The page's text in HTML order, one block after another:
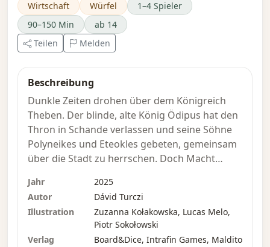
Wirtschaft
Würfel
1–4 Spieler
90–150 Min
ab 14
Teilen
Melden
Beschreibung
Dunkle Zeiten drohen über dem Königreich
Theben. Der blinde, alte König Ödipus hat den
Thron in Schande verlassen und seine Söhne
Polyneikes und Eteokles gebeten, gemeinsam
über die Stadt zu herrschen. Doch Macht
nach neuem Blutvergießen. Bald schon führt
Polyneikes eine Armee aus der rivalisierenden
Stadt Argos gegen seinen eigenen Bruder an.
Die thebanischen Adligen unterstützen
Jahr
2025
Autor
Dávid Turczi
Illustration
Zuzanna Kołakowska, Lucas Melo,
Piotr Sokołowski
Verlag
Board&Dice, Intrafin Games, Maldito